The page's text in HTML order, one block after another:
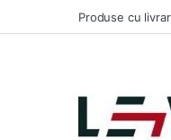
Skip to navigation
Skip to contentProduse cu